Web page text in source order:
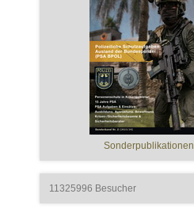
Sonderpublikationen
11325996 Besucher